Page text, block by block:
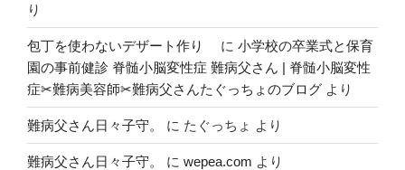
り
包丁を使わないデザート作り に 小学校の卒業式と保育
園の事前健診 脊髄小脳変性症 難病父さん | 脊髄小脳変性
症✂︎難病美容師✂︎難病父さんたぐっちょのブログ より
難病父さん日々子守。 に たぐっちょ より
難病父さん日々子守。 に wepea.com より